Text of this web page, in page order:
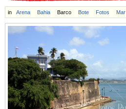
in Arena Bahia Barco Bote Fotos Mar